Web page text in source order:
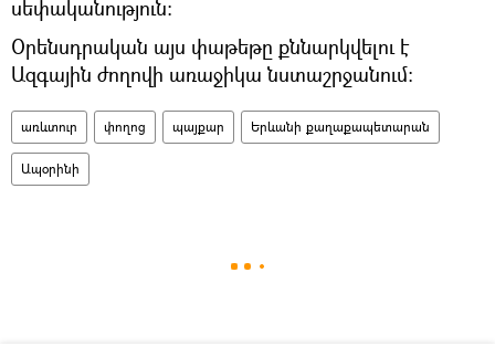
սեփականություն։
Օրենսդրական այս փաթեթը քննարկվելու է
Ազգային ժողովի առաջիկա նստաշրջանում։
առևտուր փողոց պայքար Երևանի քաղաքապետարան
Ապօրինի